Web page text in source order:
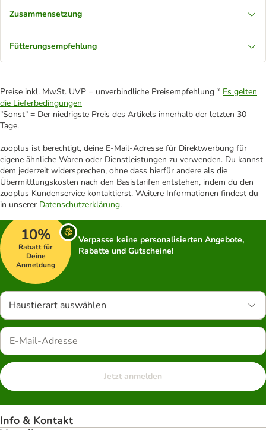
Zusammensetzung
Fütterungsempfehlung
Preise inkl. MwSt. UVP = unverbindliche Preisempfehlung * Es gelten
die Lieferbedingungen
"Sonst" = Der niedrigste Preis des Artikels innerhalb der letzten 30
Tage.
zooplus ist berechtigt, deine E-Mail-Adresse für Direktwerbung für
eigene ähnliche Waren oder Dienstleistungen zu verwenden. Du kannst
dem jederzeit widersprechen, ohne dass hierfür andere als die
Übermittlungskosten nach den Basistarifen entstehen, indem du den
zooplus Kundenservice kontaktierst. Weitere Informationen findest du
in unserer Datenschutzerklärung.
10%
Rabatt für
Deine
Anmeldung
Verpasse keine personalisierten Angebote,
Rabatte und Gutscheine!
Haustierart auswählen
Jetzt anmelden
Info & Kontakt